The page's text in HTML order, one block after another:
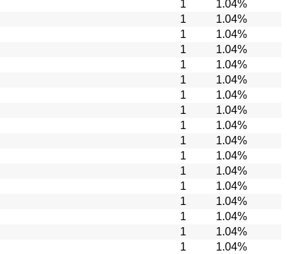
1 1.04%
1 1.04%
1 1.04%
1 1.04%
1 1.04%
1 1.04%
1 1.04%
1 1.04%
1 1.04%
1 1.04%
1 1.04%
1 1.04%
1 1.04%
1 1.04%
1 1.04%
1 1.04%
1 1.04%